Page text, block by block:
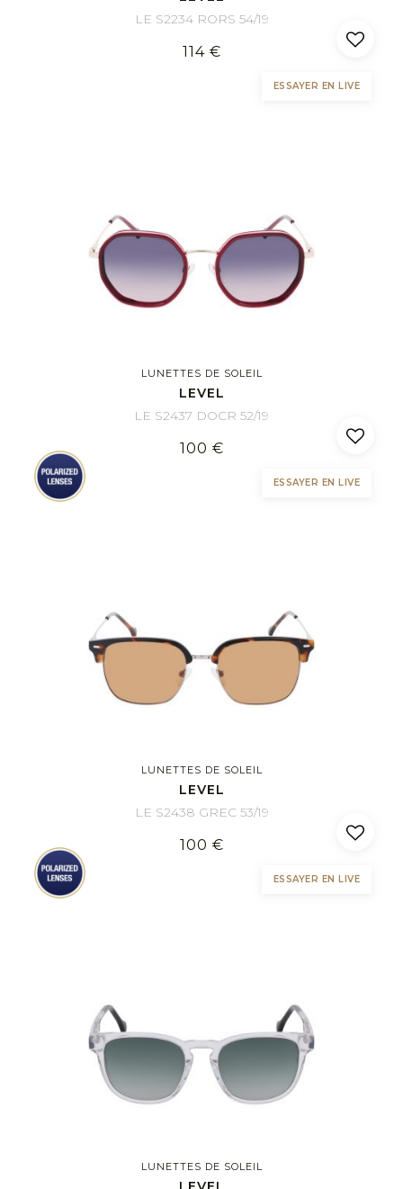
LE S2234 RORS 54/19
114 €
ESSAYER EN LIVE
LUNETTES DE SOLEIL
LEVEL
LE S2437 DOCR 52/19
100 €
ESSAYER EN LIVE
LUNETTES DE SOLEIL
LEVEL
LE S2438 GREC 53/19
100 €
ESSAYER EN LIVE
LUNETTES DE SOLEIL